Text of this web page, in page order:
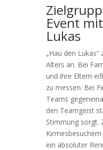
Event
Lukas
„Hau den
Alters an. Bei
und ihre Eltern
zu messen. Bei
Teams
den Teamgeist
Stimmung sorgt.
ein absoluter